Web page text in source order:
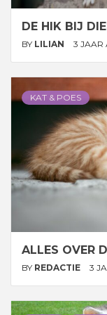
DE HIK BIJ
BY LILIAN 3 JAAR
KAT & POES
ALLES OVER
BY REDACTIE 3